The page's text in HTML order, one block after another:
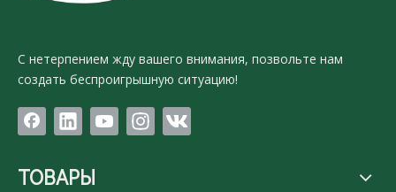
С нетерпением жду вашего внимания, позвольте нам
создать беспроигрышную ситуацию!
ТОВАРЫ